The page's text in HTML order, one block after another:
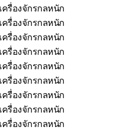
ครื่องจักรกลหนัก
ครื่องจักรกลหนัก
ครื่องจักรกลหนัก
ครื่องจักรกลหนัก
ครื่องจักรกลหนัก
ครื่องจักรกลหนัก
ครื่องจักรกลหนัก
ครื่องจักรกลหนัก
ครื่องจักรกลหนัก